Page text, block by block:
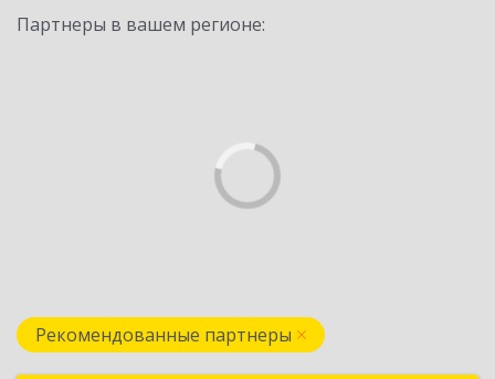
Партнеры в вашем регионе:
Рекомендованные партнеры